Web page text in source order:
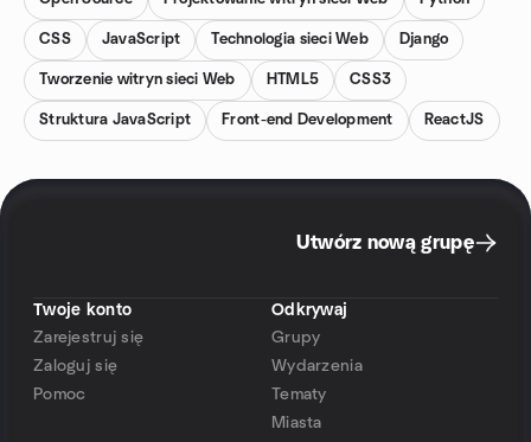
CSS JavaScript Technologia sieci Web Django
Tworzenie witryn sieci Web HTML5 CSS3
Struktura JavaScript Front-end Development ReactJS
Utwórz nową grupę
Twoje konto
Zarejestruj się
Zaloguj się
Pomoc
Odkrywaj
Grupy
Wydarzenia
Tematy
Miasta